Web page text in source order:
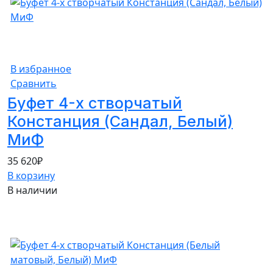
В избранное
Сравнить
Буфет 4-х створчатый
Констанция (Сандал, Белый)
МиФ
35 620₽
В корзину
В наличии